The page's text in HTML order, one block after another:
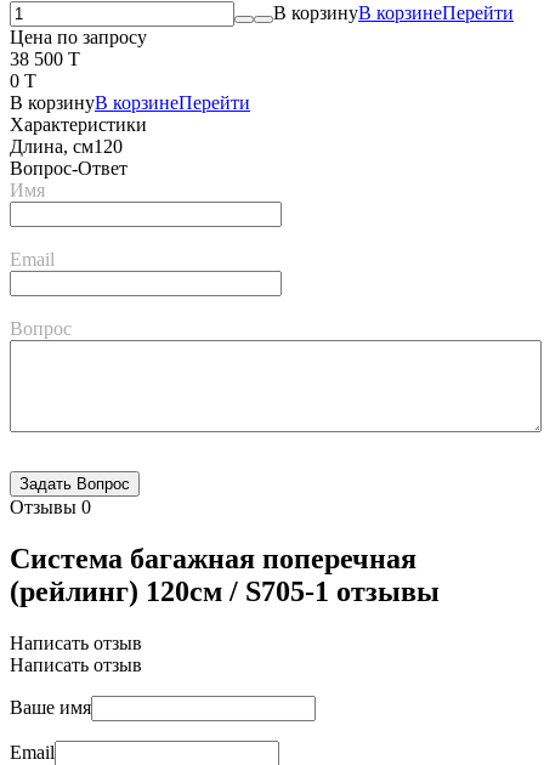
В корзинуВ корзинеПерейти
Цена по запросу
38 500 T
0 T
В корзинуВ корзинеПерейти
Характеристики
Длина, см120
Вопрос-Ответ
Имя
Email
Вопрос
Отзывы 0
Система багажная поперечная
(рейлинг) 120см / S705-1 отзывы
Написать отзыв
Написать отзыв
Ваше имя
Email